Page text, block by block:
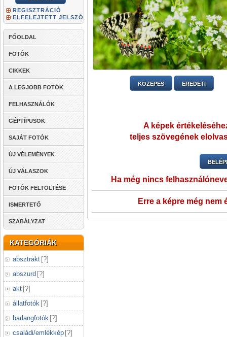
REGISZTRÁCIÓ
ELFELEJTETT JELSZÓ
FŐOLDAL
FOTÓK
CIKKEK
A LEGJOBB FOTÓK
FELHASZNÁLÓK
GÉPTÍPUSOK
SAJÁT FOTÓK
ÚJ VÉLEMÉNYEK
ÚJ VÁLASZOK
FOTÓK FELTÖLTÉSE
ISMERTETŐ
SZABÁLYZAT
KATEGÓRIÁK
absztrakt [?]
abszurd [?]
akt [?]
állatfotók [?]
barlangfotók [?]
családi/emlékkép [?]
KÖZEPES EREDETI
A képek
teljes szövegének
Ha még nincs
Erre a képre még nem